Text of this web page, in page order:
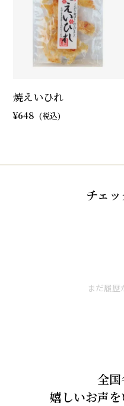
焼えいひれ
648
チェ
まだ履歴
全国
嬉しいお声